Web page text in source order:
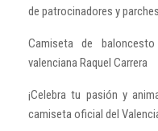
de patrocinadores y
Camiseta de
valenciana Raquel Carrera
¡Celebra tu pasión y
camiseta oficial del